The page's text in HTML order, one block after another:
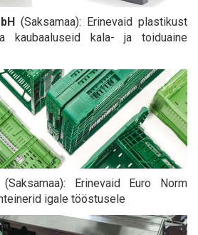
(Saksamaa): Erinevaid plastikust
kaubaaluseid kala- ja toiduaine
Erinevaid Euro Norm
igale tööstusele